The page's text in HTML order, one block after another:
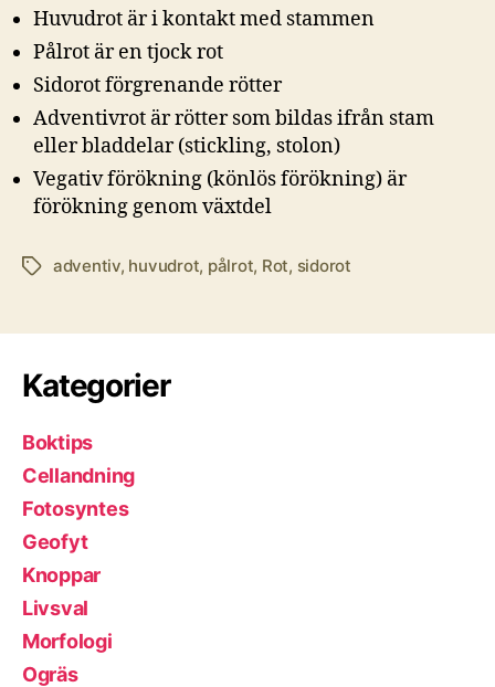
Huvudrot är i kontakt med stammen
Pålrot är en tjock rot
Sidorot förgrenande rötter
Adventivrot är rötter som bildas ifrån stam
eller bladdelar (stickling, stolon)
Vegativ förökning (könlös förökning) är
förökning genom växtdel
Etiketteradventiv, huvudrot, pålrot, Rot, sidorot
Kategorier
Boktips
Cellandning
Fotosyntes
Geofyt
Knoppar
Livsval
Morfologi
Ogräs